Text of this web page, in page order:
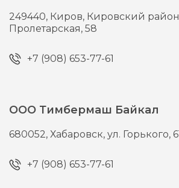
249440, Киров, Кировский
Пролетарская, 58
+7 (908) 653-77-61
ООО Тимбермаш Байкал
680052,Хабаровск,ул. Горького,
+7 (908) 653-77-61